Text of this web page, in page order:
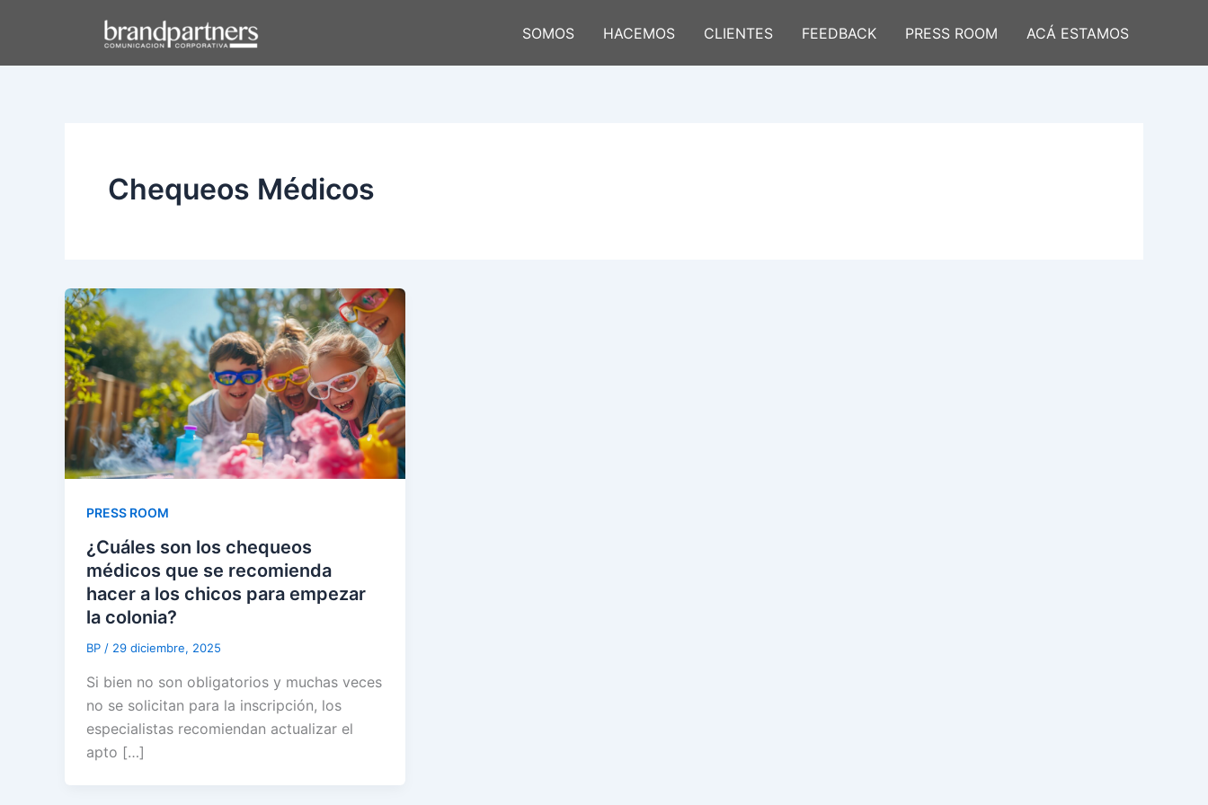
SOMOS HACEMOS CLIENTES FEEDBACK PRESS ROOM ACÁ ESTAMOS
Chequeos Médicos
PRESS ROOM
¿Cuáles son los chequeos
médicos que se recomienda
hacer a los chicos para empezar
la colonia?
BP / 29 diciembre, 2025
Si bien no son obligatorios y muchas veces
no se solicitan para la inscripción, los
especialistas recomiendan actualizar el
apto […]